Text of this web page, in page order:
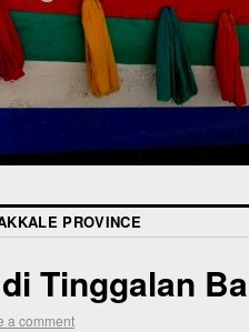
PROVINCE
Tinggalan
a comment